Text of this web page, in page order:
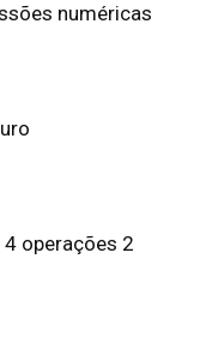
numéricas
operações 2